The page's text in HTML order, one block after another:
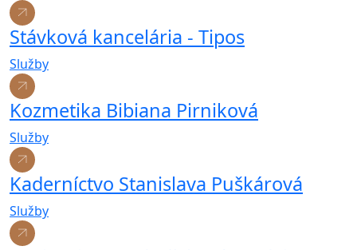
Stávková kancelária - Tipos
Služby
Kozmetika Bibiana Pirniková
Služby
Kaderníctvo Stanislava Puškárová
Služby